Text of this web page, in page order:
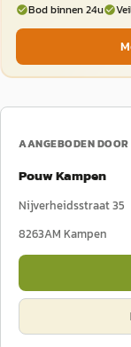
Bod binnen 24u
AANGEBODEN DOOR
Pouw Kampen
Nijverheidsstraat 35
8263AM Kampen